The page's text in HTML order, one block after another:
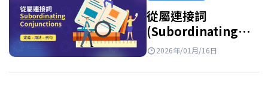
從屬連接詞
(Subordinating
Conjunctions): 最
理與詳細用法說明
2026年/01月/16日